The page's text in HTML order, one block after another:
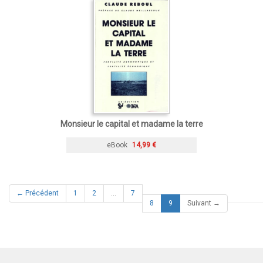
Monsieur le capital et madame la terre
eBook 14,99 €
← Précédent 1 2 …
7
8
9 (current)Suivant →